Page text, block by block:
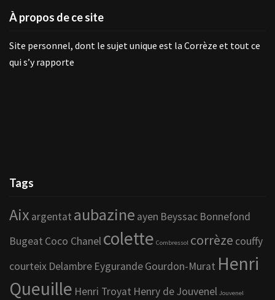
À propos de ce site
Site personnel, dont le sujet unique est la Corrèze et tout ce
qui s’y rapporte
Tags
Aix argentat aubazine ayen Beyssac Bonnefond
Bugeat Coco Chanelcolette Combressol corrèze couffy
courteix Delambre EygurandeGourdon-Murat Henri
Queuille Henri Troyat Henry de Jouvenel Jouvenel